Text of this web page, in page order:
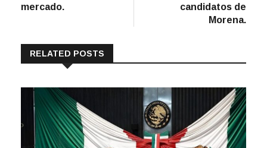
mercado.
candidatos de
Morena.
RELATED POSTS